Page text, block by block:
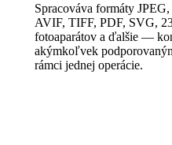
Spracováva formáty
AVIF, TIFF, PDF, SVG,
fotoaparátov a ďalšie —
akýmkoľvek
rámci jednej operácie.